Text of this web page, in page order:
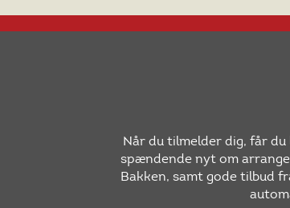
Når du tilmelder dig, får
spændende nyt om
Bakken, samt gode tilbud